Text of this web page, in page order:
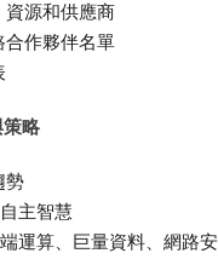
資源和供應商
合作夥伴名單
略
勢
主智慧
運算、巨量資料、網路